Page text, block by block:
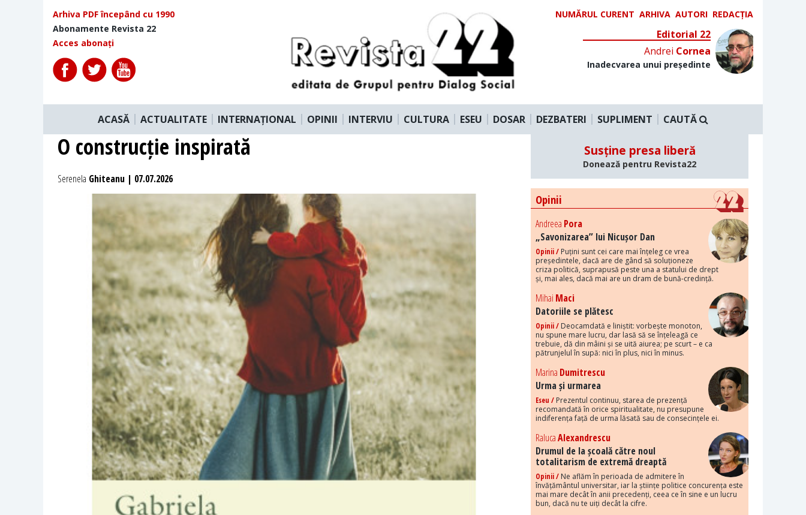
Arhiva PDF începând cu 1990
Abonamente Revista 22
Acces abonați
NUMĂRUL CURENT ARHIVA AUTORI REDACȚIA
Editorial 22
Andrei Cornea
Inadecvarea unui președinte
ACASĂ ACTUALITATE INTERNAȚIONAL OPINII INTERVIU CULTURA ESEU DOSAR DEZBATERI SUPLIMENT CAUTĂ
O construcție inspirată
Serenela Ghiteanu | 07.07.2026
Susține presa liberă
Donează pentru Revista22
Opinii
Andreea Pora
„Savonizarea” lui Nicușor Dan
Opinii / Puțini sunt cei care mai înțeleg ce vrea
președintele, dacă are de gând să soluționeze
criza politică, suprapusă peste una a statului de drept
și, mai ales, dacă mai are un dram de bună-credință.
Mihai Maci
Datoriile se plătesc
Opinii / Deocamdată e liniștit: vorbește monoton,
nu spune mare lucru, dar lasă să se înțeleagă ce
trebuie, dă din mâini și se uită aiurea; pe scurt – e ca
pătrunjelul în supă: nici în plus, nici în minus.
Marina Dumitrescu
Urma și urmarea
Eseu / Prezentul continuu, starea de prezență
recomandată în orice spiritualitate, nu presupune
indiferența față de urma lăsată sau de consecințele ei.
RalucaAlexandrescu
Drumul de la școală către noul
totalitarism de extremă dreaptă
Opinii / Ne aflăm în perioada de admitere în
învățământul universitar, iar la științe politice concurența este
mai mare decât în anii precedenți, ceea ce în sine e un lucru
bun, dacă nu te uiți decât la cifre.